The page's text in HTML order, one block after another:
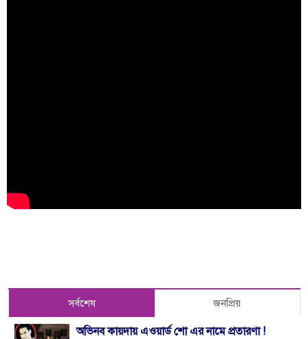
সর্বশেষ জনপ্রিয়
অভিনব কায়দায় এওয়ার্ড শো এর নামে প্রতারণা !